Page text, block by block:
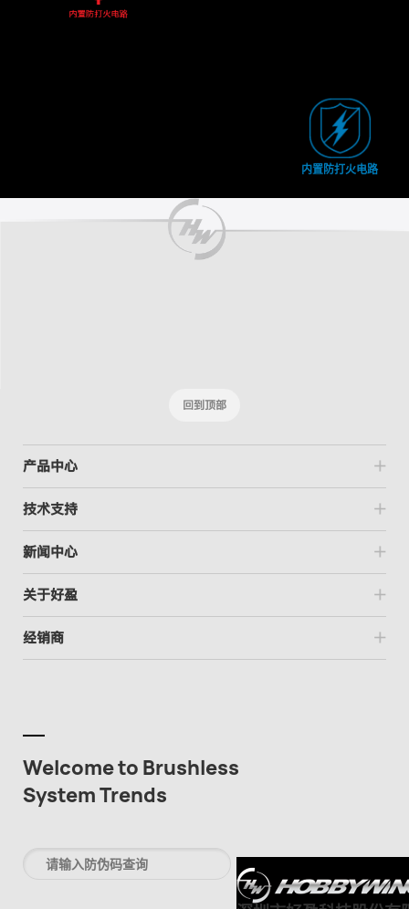
内置防打火电路
回到顶部
产品中心
技术支持
新闻中心
关于好盈
经销商
Welcome to Brushless
System Trends